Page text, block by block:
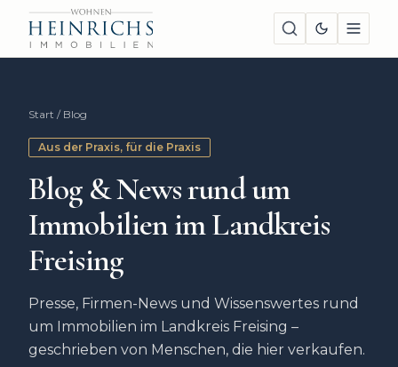
Start / Blog
Aus der Praxis, für die Praxis
Blog & News rund um
Immobilien im Landkreis
Freising
Presse, Firmen-News und Wissenswertes rund
um Immobilien im Landkreis Freising –
geschrieben von Menschen, die hier verkaufen.